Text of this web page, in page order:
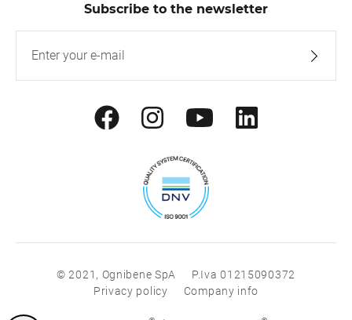
Subscribe to the newsletter
© 2021, Ognibene SpA
P.Iva 01215090372
Privacy policy
Company info